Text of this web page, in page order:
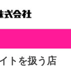
トを扱う店